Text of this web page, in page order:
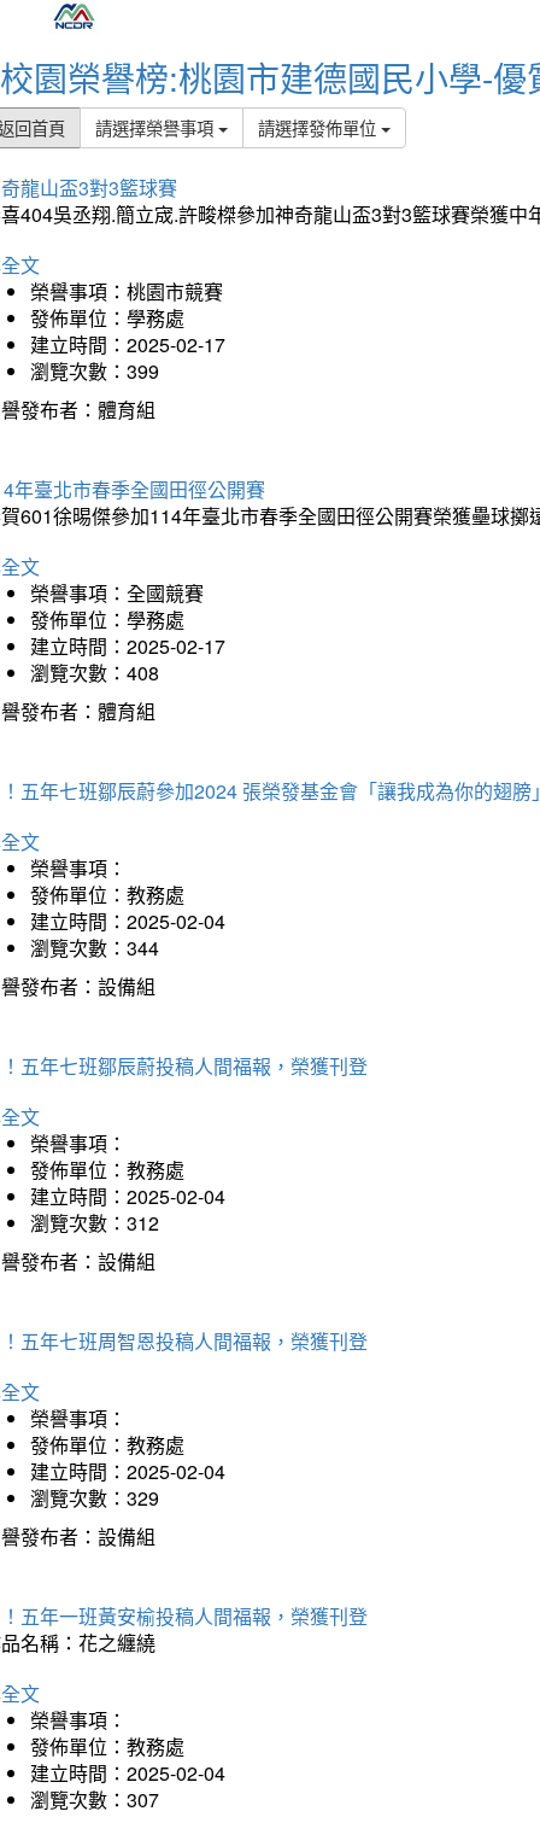
校園榮譽榜:桃園市建德國民小學-優
回首頁 請選擇榮譽事項 請選擇發佈單位
龍山盃3對3籃球賽
404吳丞翔.簡立宬.許畯榤參加神奇龍山盃3對3籃球賽榮獲中
文
榮譽事項：桃園市競賽
發佈單位：學務處
建立時間：2025-02-17
瀏覽次數：399
發布者：體育組
年臺北市春季全國田徑公開賽
601徐晹傑參加114年臺北市春季全國田徑公開賽榮獲壘球擲
文
榮譽事項：全國競賽
發佈單位：學務處
建立時間：2025-02-17
瀏覽次數：408
發布者：體育組
五年七班鄒辰蔚參加2024 張榮發基金會「讓我成為你的翅
文
榮譽事項：
發佈單位：教務處
建立時間：2025-02-04
瀏覽次數：344
發布者：設備組
五年七班鄒辰蔚投稿人間福報，榮獲刊登
文
榮譽事項：
發佈單位：教務處
建立時間：2025-02-04
瀏覽次數：312
發布者：設備組
五年七班周智恩投稿人間福報，榮獲刊登
文
榮譽事項：
發佈單位：教務處
建立時間：2025-02-04
瀏覽次數：329
發布者：設備組
五年一班黃安榆投稿人間福報，榮獲刊登
名稱：花之纏繞
文
榮譽事項：
發佈單位：教務處
建立時間：2025-02-04
瀏覽次數：307